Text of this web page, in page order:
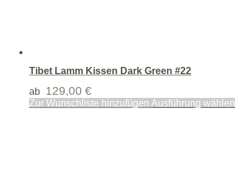
Tibet Lamm Kissen Dark Green #22
ab 129,00 €
Zur Wunschliste hinzufügen Ausführung wählen